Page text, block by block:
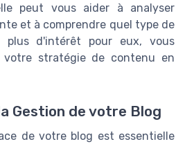
peut vous aider à analyser
et à comprendre quel type de
plus d'intérêt pour eux, vous
votre stratégie de contenu en
Gestion de votre Blog
de votre blog est essentielle